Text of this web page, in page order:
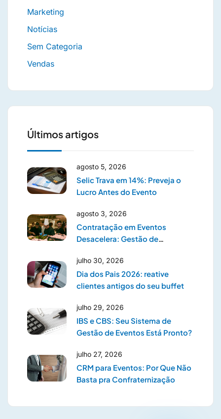
Marketing
Notícias
Sem Categoria
Vendas
Últimos artigos
agosto 5, 2026
Selic Trava em 14%: Preveja o
Lucro Antes do Evento
agosto 3, 2026
Contratação em Eventos
Desacelera: Gestão de
julho 30, 2026
Dia dos Pais 2026: reative
clientes antigos do seu buffet
julho 29, 2026
IBS e CBS: Seu Sistema de
Gestão de Eventos Está Pronto?
julho 27, 2026
CRM para Eventos: Por Que Não
Basta pra Confraternização